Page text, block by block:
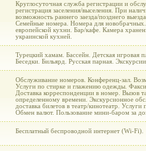
Круглосуточная служба регистрации и
регистрация заселения/выселения. При
возможность раннего заезда/позднего
Семейные номера. Номера для
европейской кухни. Бар/кафе. Камера
украинской кухней.
Турецкий хамам. Бассейн. Детская игровая
Беседки. Бильярд. Русская парная.
Обслуживание номеров. Конференц-зал.
Услуги по стирке и глажению одежды.
Доставка корреспонденции в номер. Вызов
определенному времени. Экскурсионное
доставка билетов в театр/кинотеатр.
Обмен валют. Пользование мини-баром за
Бесплатный беспроводной интернет (Wi-Fi).